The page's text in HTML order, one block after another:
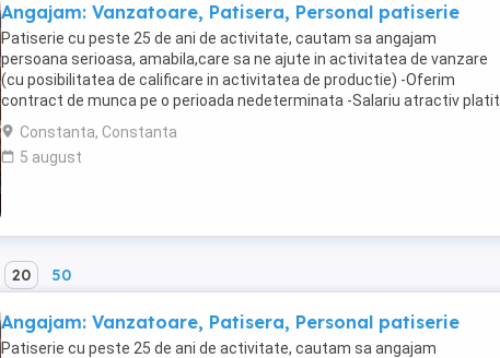
Angajam: Vanzatoare, Patisera, Personal patiserie
Patiserie cu peste 25 de ani de activitate, cautam sa angajam
persoana serioasa, amabila,care sa ne ajute in activitatea de vanzare
(cu posibilitatea de calificare in activitatea de productie) -Oferim
contract de munca pe o perioada nedeterminata -Salariu atractiv platit
la timp -Mediu de lucru stabil -Instruire ...
Constanta, Constanta
5 august
20 50
Angajam: Vanzatoare, Patisera, Personal patiserie
Patiserie cu peste 25 de ani de activitate, cautam sa angajam